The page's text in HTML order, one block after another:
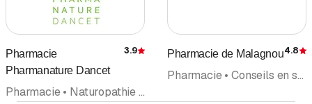
Pharmacie
Pharmanature Dancet
Évaluation
3.9
Pharmacie • Naturopathie • Thérapie naturelle/Naturopathie • Phytothérapie (hors rubrique médecins) • Aromathérapie • Homéopathie (hors rubrique médecins) • Cosmétiques naturels • Produits naturels
Pharmacie de Malagnou4.8
Pharmacie • Conseils en santé • Fleurs de Bach • Parfumerie • Naturopathie • Thérapie naturelle/Naturopathie • Homéopathie (hors rubrique médecins) • Spagyrie